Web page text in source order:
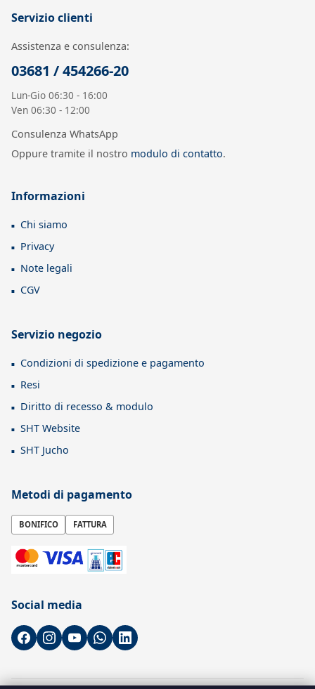
Servizio clienti
Assistenza e consulenza:
03681 / 454266-20
Lun-Gio 06:30 - 16:00
Ven 06:30 - 12:00
Consulenza WhatsApp
Oppure tramite il nostro modulo di contatto.
Informazioni
Chi siamo
Privacy
Note legali
CGV
Servizio negozio
Condizioni di spedizione e pagamento
Resi
Diritto di recesso & modulo
SHT Website
SHT Jucho
Metodi di pagamento
BONIFICO FATTURA
Social media